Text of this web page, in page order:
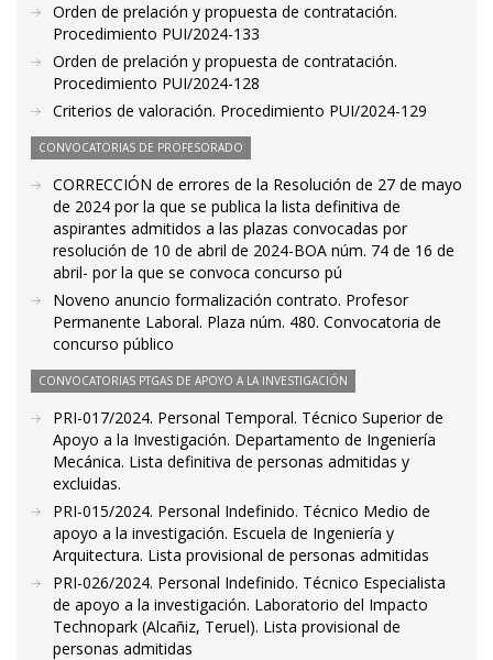
Orden de prelación y propuesta de contratación.
Procedimiento PUI/2024-133
Orden de prelación y propuesta de contratación.
Procedimiento PUI/2024-128
Criterios de valoración. Procedimiento PUI/2024-129
CONVOCATORIAS DE PROFESORADO
CORRECCIÓN de errores de la Resolución de 27 de mayo
de 2024 por la que se publica la lista definitiva de
aspirantes admitidos a las plazas convocadas por
resolución de 10 de abril de 2024-BOA núm. 74 de 16 de
abril- por la que se convoca concurso pú
Noveno anuncio formalización contrato. Profesor
Permanente Laboral. Plaza núm. 480. Convocatoria de
concurso público
CONVOCATORIAS PTGAS DE APOYO A LA INVESTIGACIÓN
PRI-017/2024. Personal Temporal. Técnico Superior de
Apoyo a la Investigación. Departamento de Ingeniería
Mecánica. Lista definitiva de personas admitidas y
excluidas.
PRI-015/2024. Personal Indefinido. Técnico Medio de
apoyo a la investigación. Escuela de Ingeniería y
Arquitectura. Lista provisional de personas admitidas
PRI-026/2024. Personal Indefinido. Técnico Especialista
de apoyo a la investigación. Laboratorio del Impacto
Technopark (Alcañiz, Teruel). Lista provisional de
personas admitidas